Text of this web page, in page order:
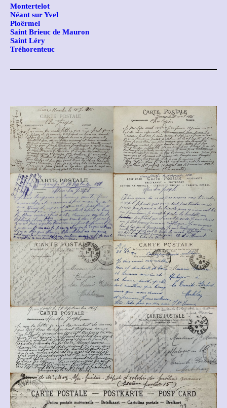
Montertelot
Néant sur Yvel
Ploërmel
Saint Brieuc de Mauron
Saint Léry
Tréhorenteuc